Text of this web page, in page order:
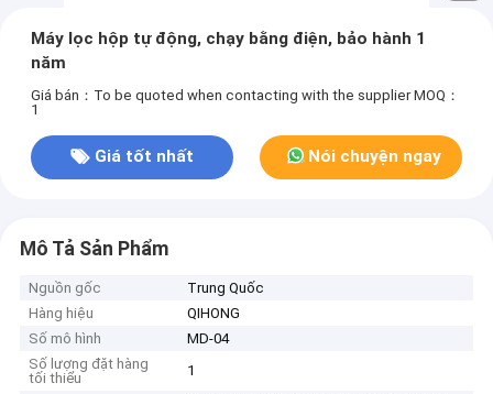
Máy lọc hộp tự động, chạy bằng điện, bảo hành 1
năm
Giá bán：To be quoted when contacting with the supplier MOQ：
1
Giá tốt nhất Nói chuyện ngay
Mô Tả Sản Phẩm
Nguồn gốc
Trung Quốc
Hàng hiệu
QIHONG
Số mô hình
MD-04
Số lượng đặt hàng
tối thiểu
1